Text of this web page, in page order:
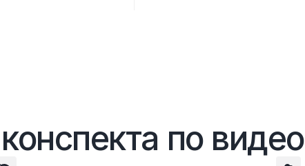
по